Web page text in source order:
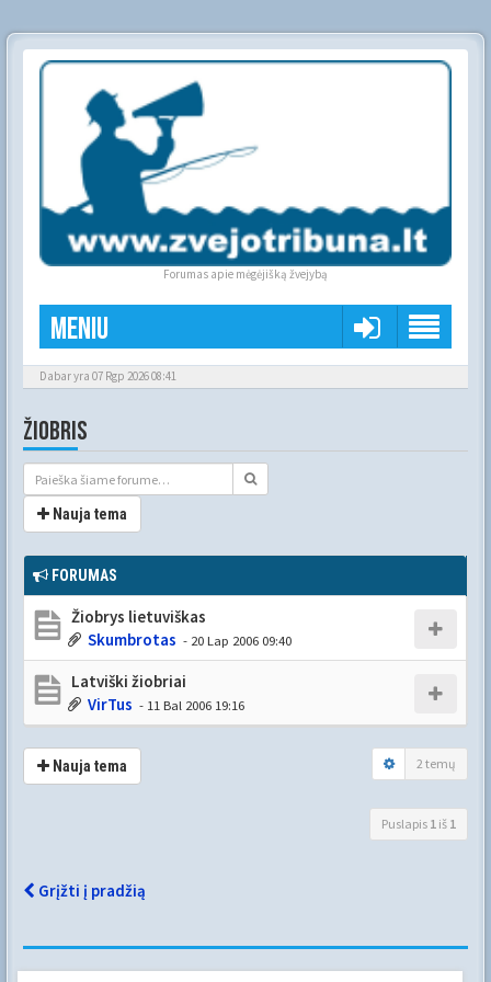
Forumas apie mėgėjišką žvejybą
Meniu
Dabar yra 07 Rgp 2026 08:41
ŽIOBRIS
Nauja tema
FORUMAS
Žiobrys lietuviškas
Skumbrotas - 20 Lap 2006 09:40
Latviški žiobriai
VirTus - 11 Bal 2006 19:16
Nauja tema 2 temų
Puslapis 1 iš 1
Grįžti į pradžią